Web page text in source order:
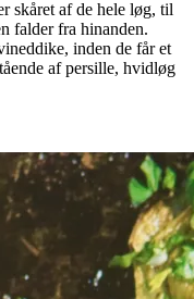
skåret af de hele løg, til
falder fra hinanden.
inden de får et
af persille, hvidløg